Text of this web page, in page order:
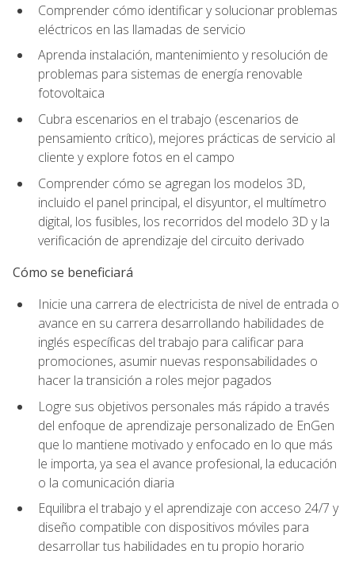
Comprender cómo identificar y solucionar problemas
eléctricos en las llamadas de servicio
Aprenda instalación, mantenimiento y resolución de
problemas para sistemas de energía renovable
fotovoltaica
Cubra escenarios en el trabajo (escenarios de
pensamiento crítico), mejores prácticas de servicio al
cliente y explore fotos en el campo
Comprender cómo se agregan los modelos 3D,
incluido el panel principal, el disyuntor, el multímetro
digital, los fusibles, los recorridos del modelo 3D y la
verificación de aprendizaje del circuito derivado
Cómo se beneficiará
Inicie una carrera de electricista de nivel de entrada o
avance en su carrera desarrollando habilidades de
inglés específicas del trabajo para calificar para
promociones, asumir nuevas responsabilidades o
hacer la transición a roles mejor pagados
Logre sus objetivos personales más rápido a través
del enfoque de aprendizaje personalizado de EnGen
que lo mantiene motivado y enfocado en lo que más
le importa, ya sea el avance profesional, la educación
o la comunicación diaria
Equilibra el trabajo y el aprendizaje con acceso 24/7 y
diseño compatible con dispositivos móviles para
desarrollar tus habilidades en tu propio horario